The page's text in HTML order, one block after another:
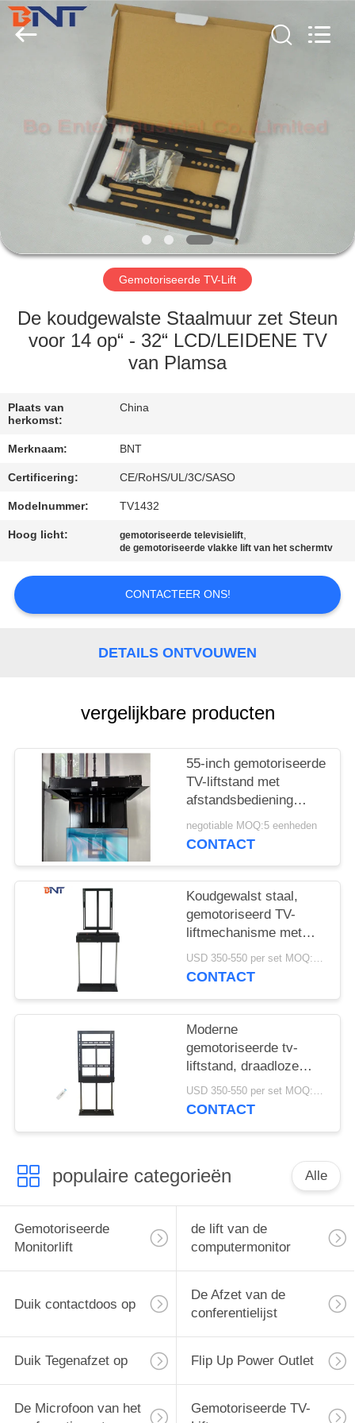
PRODUCTEN
ONGEVEER
FABRIEKSREIS
KWALITEITSCONTROLE
CONTACTEER
GEVALLEN
CONFERENCE
SOLUTION
POLICY
Ltd
Ente
Industrial
Gemotoriseerde TV-Lift
De koudgewalste Staalmuur zet Steun
voor 14 op“ - 32“ LCD/LEIDENE TV
van Plamsa
Plaats van
herkomst:
China
Merknaam: BNT
Certificering: CE/RoHS/UL/3C/SASO
Modelnummer: TV1432
Hoog licht: gemotoriseerde televisielift,
de gemotoriseerde vlakke lift van het schermtv
CONTACTEER ONS!
DETAILS ONTVOUWEN
vergelijkbare producten
55-inch gemotoriseerde
TV-liftstand met
afstandsbediening
plafond Flip Down TV-
beugel met functies
negotiable MOQ:5 eenheden
CONTACT
Koudgewalst staal,
gemotoriseerd TV-
liftmechanisme met
automatische 360
graden rotatie
USD 350-550 per set MOQ:1 set
CONTACT
Moderne
gemotoriseerde tv-
liftstand, draadloze
afstandsbediening tv-
lift kit
USD 350-550 per set MOQ:1 set
CONTACT
populaire categorieën Alle
Gemotoriseerde
Monitorlift
de lift van de
computermonitor
Duik contactdoos op
De Afzet van de
conferentielijst
Duik Tegenafzet op Flip Up Power Outlet
De Microfoon van het
Gemotoriseerde TV-